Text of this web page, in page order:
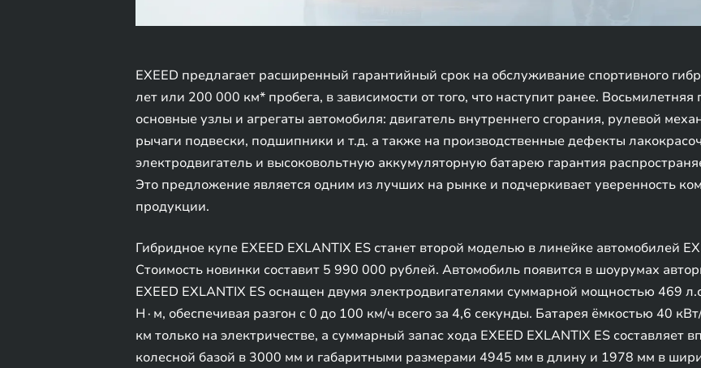
EXEED предлагает расширенный гарантийный срок на обслуживание спортивного
лет или 200 000 км* пробега, в зависимости от того, что наступит ранее. Восьмилетняя
основные узлы и агрегаты автомобиля: двигатель внутреннего сгорания, рулевой
рычаги подвески, подшипники и т.д. а также на производственные дефекты
электродвигатель и высоковольтную аккумуляторную батарею гарантия
Это предложение является одним из лучших на рынке и подчеркивает уверенность
продукции.
Гибридное купе EXEED EXLANTIX ES станет второй моделью в линейке автомобилей
Стоимость новинки составит 5 990 000 рублей. Автомобиль появится в шоурумах
EXEED EXLANTIX ES оснащен двумя электродвигателями суммарной мощностью 469
Н∙м, обеспечивая разгон с 0 до 100 км/ч всего за 4,6 секунды. Батарея ёмкостью 40
км только на электричестве, а суммарный запас хода EXEED EXLANTIX ES
колесной базой в 3000 мм и габаритными размерами 4945 мм в длину и 1978 мм в